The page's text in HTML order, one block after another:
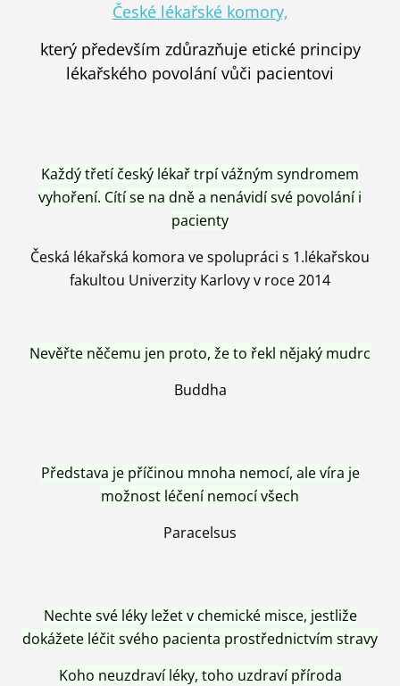
České lékařské komory,
který především zdůrazňuje etické principy
lékařského povolání vůči pacientovi
Každý třetí český lékař trpí vážným syndromem
vyhoření. Cítí se na dně a nenávidí své povolání i
pacienty
Česká lékařská komora ve spolupráci s 1.lékařskou
fakultou Univerzity Karlovy v roce 2014
Nevěřte něčemu jen proto, že to řekl nějaký mudrc
Buddha
Představa je příčinou mnoha nemocí, ale víra je
možnost léčení nemocí všech
Paracelsus
Nechte své léky ležet v chemické misce, jestliže
dokážete léčit svého pacienta prostřednictvím stravy
Koho neuzdraví léky, toho uzdraví příroda